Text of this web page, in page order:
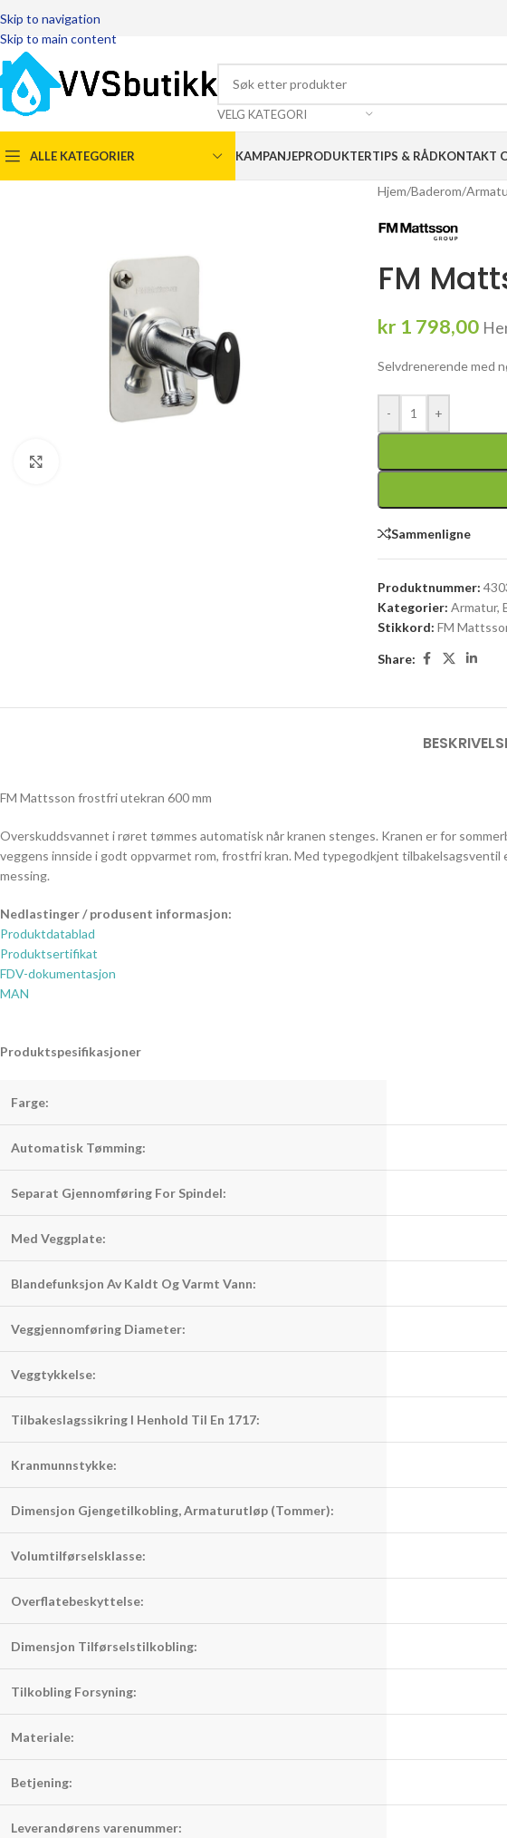
Skip to navigation
Skip to main content
VELG KATEGORI
ALLE KATEGORIER KAMPANJEPRODUKTERTIPS & RÅDKONTAKT
Hjem/Baderom/
FM
kr 1 798,00
Selvdrenerende med
- +
Sammenligne
Produktnummer:
Kategorier: Armatur,
Stikkord: FM
Share:
FM Mattsson frostfri utekran 600 mm
Overskuddsvannet i røret tømmes automatisk når kranen stenges. Kranen er for
veggens innside i godt oppvarmet rom, frostfri kran. Med typegodkjent
messing.
Nedlastinger / produsent informasjon:
Produktdatablad
Produktsertifikat
FDV-dokumentasjon
MAN
Produktspesifikasjoner
Farge:
Automatisk Tømming:
Separat Gjennomføring For Spindel:
Med Veggplate:
Blandefunksjon Av Kaldt Og Varmt Vann:
Veggjennomføring Diameter:
Veggtykkelse:
Tilbakeslagssikring I Henhold Til En 1717:
Kranmunnstykke:
Dimensjon Gjengetilkobling, Armaturutløp (Tommer):
Volumtilførselsklasse:
Overflatebeskyttelse:
Dimensjon Tilførselstilkobling:
Tilkobling Forsyning:
Materiale:
Betjening:
Leverandørens varenummer: